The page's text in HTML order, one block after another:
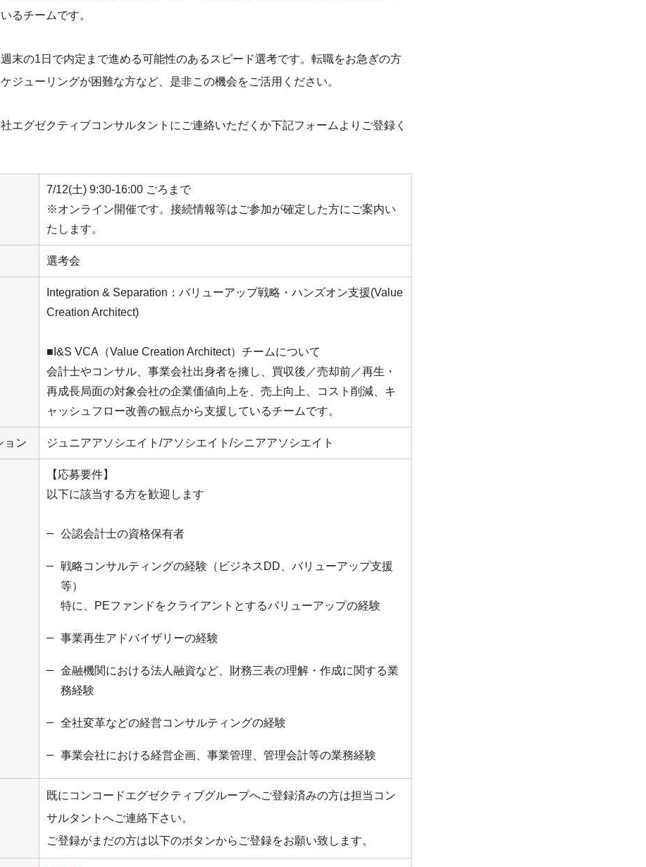
るチームです。
末の1日で内定まで進める可能性のあるスピード選考です。転職をお急ぎの方
ジューリングが困難な方など、是非この機会をご活用ください。
エグゼクティブコンサルタントにご連絡いただくか下記フォームよりご登録く
7/12(土) 9:30-16:00 ごろまで
※オンライン開催です。接続情報等はご参加が確定した方にご案内い
たします。
選考会
Integration & Separation：バリューアップ戦略・ハンズオン支援(Value
Creation Architect)
■I&S VCA（Value Creation Architect）チームについて
会計士やコンサル、事業会社出身者を擁し、買収後／売却前／再生・
再成長局面の対象会社の企業価値向上を、売上向上、コスト削減、キ
ャッシュフロー改善の観点から支援しているチームです。
ョン ジュニアアソシエイト/アソシエイト/シニアアソシエイト
【応募要件】
以下に該当する方を歓迎します
公認会計士の資格保有者
戦略コンサルティングの経験（ビジネスDD、バリューアップ支援
等）
特に、PEファンドをクライアントとするバリューアップの経験
事業再生アドバイザリーの経験
金融機関における法人融資など、財務三表の理解・作成に関する業
務経験
全社変革などの経営コンサルティングの経験
事業会社における経営企画、事業管理、管理会計等の業務経験
既にコンコードエグゼクティブグループへご登録済みの方は担当コン
サルタントへご連絡下さい。
ご登録がまだの方は以下のボタンからご登録をお願い致します。